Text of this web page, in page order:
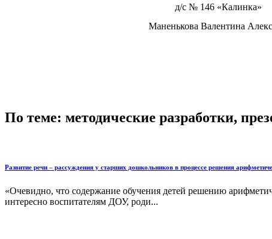
д/с № 146 «Калинка»
Маненькова Валентина
По теме: методические разработки,
Развитие речи – рассуждения у старших дошкольников в процессе решения
«Очевидно, что содержание обучения детей решению
интересно воспитателям ДОУ, роди...